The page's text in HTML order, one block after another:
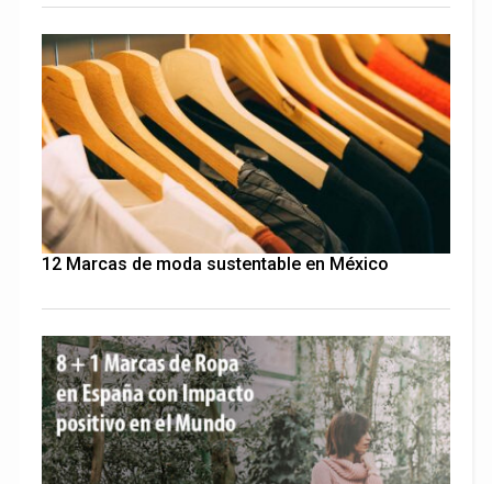
12 Marcas de moda sustentable en México